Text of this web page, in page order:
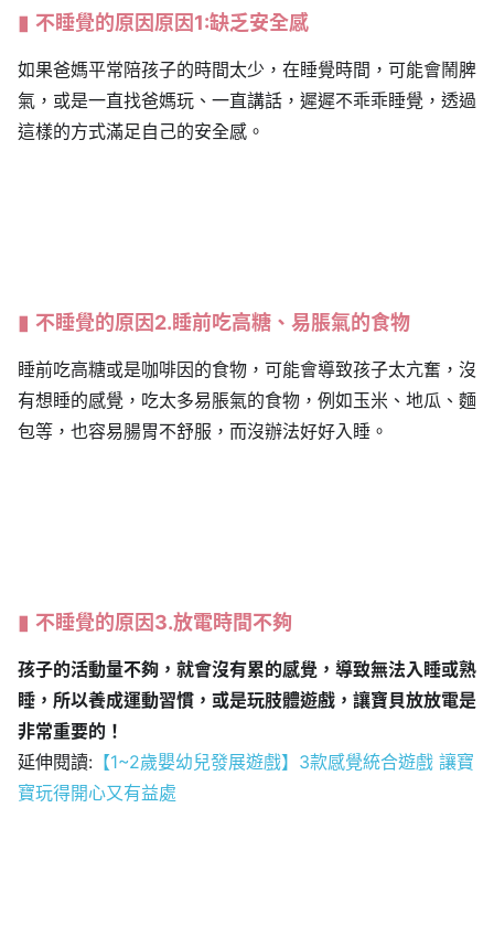
不睡覺的原因原因1:缺乏安全感
如果爸媽平常陪孩子的時間太少，在睡覺時間，可能會鬧脾
氣，或是一直找爸媽玩、一直講話，遲遲不乖乖睡覺，透過
這樣的方式滿足自己的安全感。
不睡覺的原因2.睡前吃高糖、易脹氣的食物
睡前吃高糖或是咖啡因的食物，可能會導致孩子太亢奮，沒
有想睡的感覺，吃太多易脹氣的食物，例如玉米、地瓜、麵
包等，也容易腸胃不舒服，而沒辦法好好入睡。
不睡覺的原因3.放電時間不夠
孩子的活動量不夠，就會沒有累的感覺，導致無法入睡或熟
睡，所以養成運動習慣，或是玩肢體遊戲，讓寶貝放放電是
非常重要的！
延伸閱讀: 【1~2歲嬰幼兒發展遊戲】3款感覺統合遊戲 讓寶
寶玩得開心又有益處